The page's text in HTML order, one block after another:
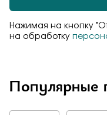
Нажимая на кнопку
на обработку
Популярные